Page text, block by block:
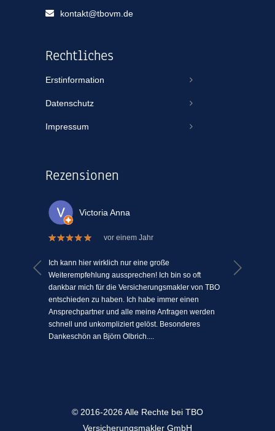
kontakt@tbovm.de
Rechtliches
Erstinformation
Datenschutz
Impressum
Rezensionen
Victoria Anna
vor einem Jahr
Ich kann hier wirklich nur eine große
Weiterempfehlung aussprechen! Ich bin so oft
dankbar mich für die Versicherungsmakler von TBO
entschieden zu haben. Ich habe immer einen
Ansprechpartner und alle meine Anfragen werden
schnell und unkompliziert gelöst. Besonderes
Dankeschön an Björn Olbrich....
© 2016-2026 Alle Rechte bei TBO
Versicherungsmakler GmbH